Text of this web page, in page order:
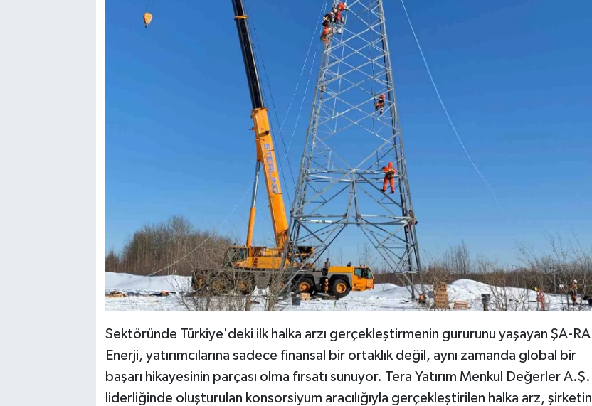
Sektöründe Türkiye'deki ilk halka arzı gerçekleştirmenin gururunu yaşayan ŞA-RA
Enerji, yatırımcılarına sadece finansal bir ortaklık değil, aynı zamanda global bir
başarı hikayesinin parçası olma fırsatı sunuyor. Tera Yatırım Menkul Değerler A.Ş.
liderliğinde oluşturulan konsorsiyum aracılığıyla gerçekleştirilen halka arz, şirketin